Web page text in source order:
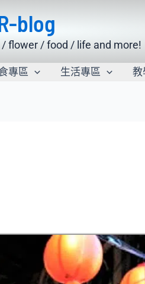
blog
flower / food / life and more!
專區 生活專區 教